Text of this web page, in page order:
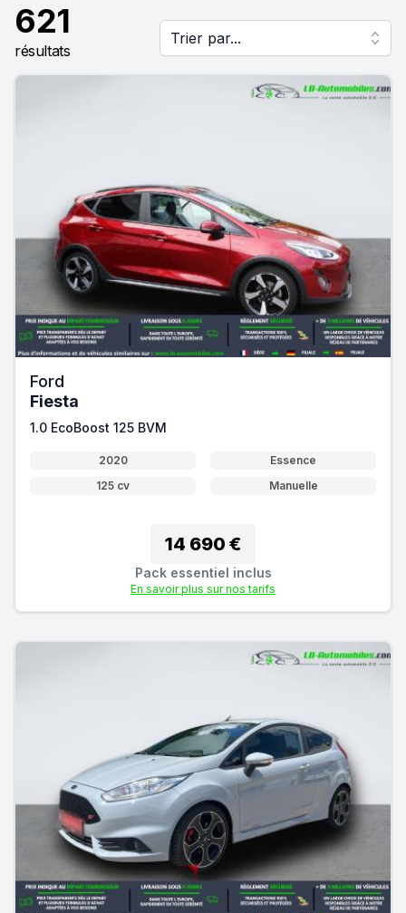
621
résultats
Trier par...
Ford
Fiesta
1.0 EcoBoost 125 BVM
2020
Essence
125 cv
Manuelle
14 690 €
Pack essentiel inclus
En savoir plus sur nos tarifs